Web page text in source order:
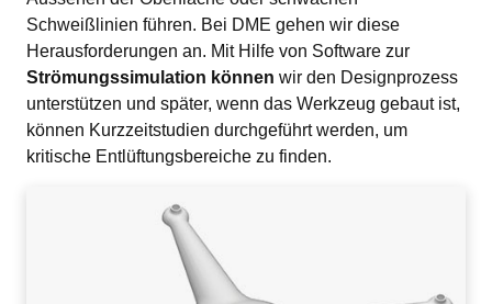
Schweißlinien führen. Bei DME gehen wir diese
Strömungssimulation können wir den Designprozess
unterstützen und später, wenn das Werkzeug gebaut ist,
können Kurzzeitstudien durchgeführt werden, um
kritische Entlüftungsbereiche zu finden.